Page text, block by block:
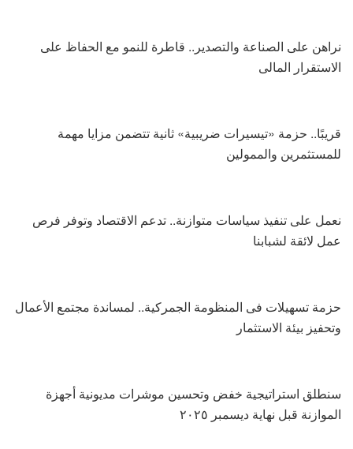
نراهن على الصناعة والتصدير.. قاطرة للنمو مع الحفاظ على
الاستقرار المالى
قريبًا.. حزمة «تيسيرات ضريبية» ثانية تتضمن مزايا مهمة
للمستثمرين والممولين
نعمل على تنفيذ سياسات متوازنة.. تدعم الاقتصاد وتوفر فرص
عمل لائقة لشبابنا
حزمة تسهيلات فى المنظومة الجمركية.. لمساندة مجتمع الأعمال
وتحفيز بيئة الاستثمار
سنطلق استراتيجية خفض وتحسين موشرات مديونية أجهزة
الموازنة قبل نهاية ديسمبر ٢٠٢٥